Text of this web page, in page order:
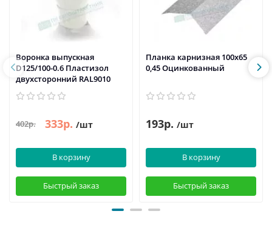
Воронка выпускная
D125/100-0.6 Пластизол
двухсторонний RAL9010
402р. 333р. /шт
В корзину
Быстрый заказ
Планка карнизная 100х65
0,45 Оцинкованный
193р. /шт
В корзину
Быстрый заказ